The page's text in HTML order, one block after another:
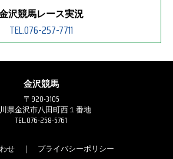
沢競馬レース実況
TEL.076-257-7711
金沢競馬
〒920-3105
県金沢市八田町西１番地
TEL.076-258-5761
せ｜ プライバシーポリシー